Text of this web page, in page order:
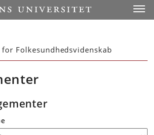
Folkesundhedsvidenskab